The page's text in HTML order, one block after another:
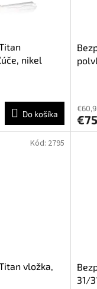
nikel
Do košíka €75
vložka,
Kód: 2795
31/